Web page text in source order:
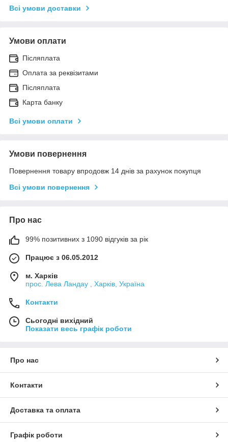
Всі умови доставки
Умови оплати
Післяплата
Оплата за реквізитами
Післяплата
Карта банку
Всі умови оплати
Умови повернення
Повернення товару впродовж 14 днів за рахунок покупця
Всі умови повернення
Про нас
99% позитивних з 1090 відгуків за рік
Працює з 06.05.2012
м. Харків
прос. Лева Ландау , Харків, Україна
Контакти
Сьогодні вихідний
Показати весь графік роботи
Про нас
Контакти
Доставка та оплата
Графік роботи